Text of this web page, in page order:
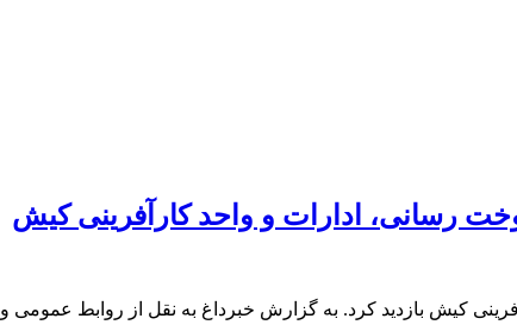
رسانی، ادارات و واحد کارآفرینی کیش
کیش بازدید کرد. به گزارش خبرداغ به نقل از روابط عمومی